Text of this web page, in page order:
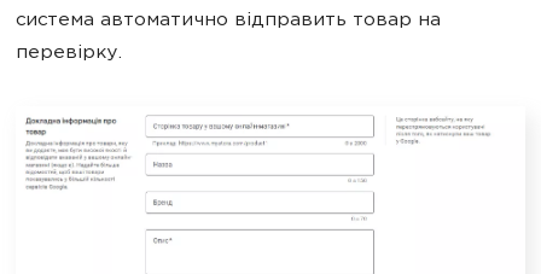
система автоматично відправить товар на
перевірку.